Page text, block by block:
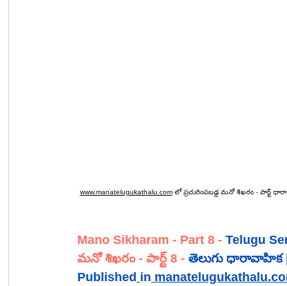
www.manatelugukathalu.com లో ప్రచురింపబడ్డ మనో శిఖరం - పార్ట్
Mano Sikharam - Part 8 - Telugu
మనో శిఖరం - పార్ట్ 8 - తెలుగు ధారావాహిక |
Published in